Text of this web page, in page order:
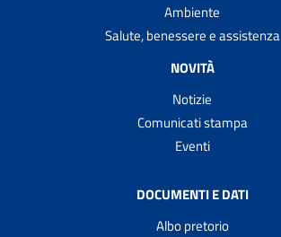
Ambiente
Salute, benessere e assistenza
NOVITÀ
Notizie
Comunicati stampa
Eventi
DOCUMENTI E DATI
Albo pretorio